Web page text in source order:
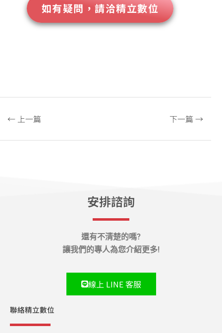
如有疑問，請洽精立數位
← 上一篇 下一篇 →
安排諮詢
還有不清楚的嗎?
讓我們的專人為您介紹更多!
線上 LINE 客服
聯絡精立數位